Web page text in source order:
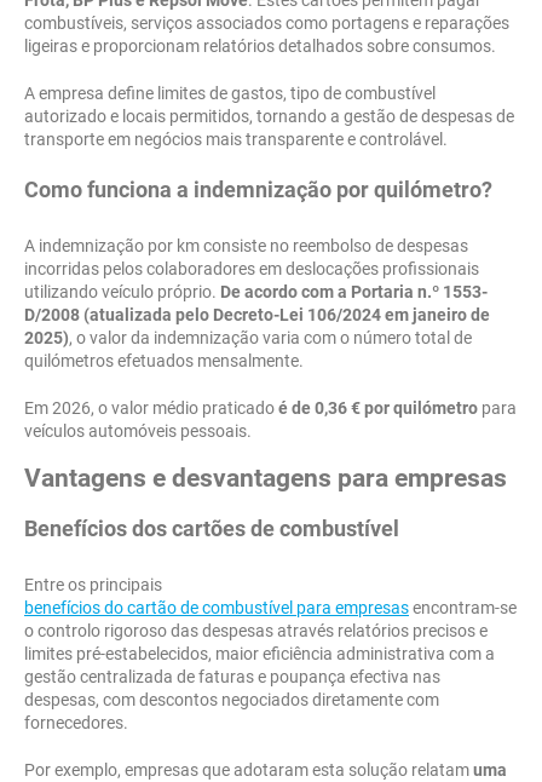
combustíveis, serviços associados como portagens e reparações
ligeiras e proporcionam relatórios detalhados sobre consumos.
A empresa define limites de gastos, tipo de combustível
autorizado e locais permitidos, tornando a gestão de despesas de
transporte em negócios mais transparente e controlável.
Como funciona a indemnização por quilómetro?
A indemnização por km consiste no reembolso de despesas
incorridas pelos colaboradores em deslocações profissionais
utilizando veículo próprio. De acordo com a Portaria n.º 1553-
D/2008 (atualizada pelo Decreto-Lei 106/2024 em janeiro de
2025), o valor da indemnização varia com o número total de
quilómetros efetuados mensalmente.
Em 2026, o valor médio praticadoé de 0,36 € por quilómetro para
veículos automóveis pessoais.
Vantagens e desvantagens para empresas
Benefícios dos cartões de combustível
Entre os principais
benefícios do cartão de combustível para empresasencontram-se
o controlo rigoroso das despesas através relatórios precisos e
limites pré-estabelecidos, maior eficiência administrativa com a
gestão centralizada de faturas e poupança efectiva nas
despesas, com descontos negociados diretamente com
fornecedores.
Por exemplo, empresas que adotaram esta solução relatamuma